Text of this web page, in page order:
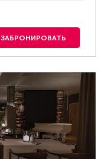
ЗАБРОНИРОВАТЬ